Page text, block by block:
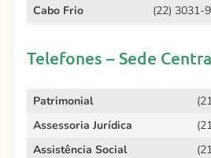
Cabo Frio
(22) 3031-
Telefones – Sede
Patrimonial
Assessoria Jurídica
Assistência Social